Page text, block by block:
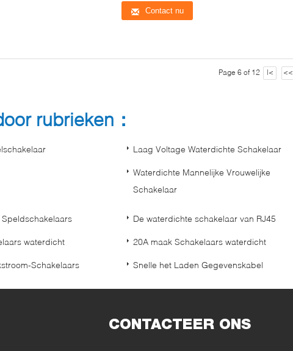
Contact nu
Page 6 of 12 |< <<
rubrieken：
Laag Voltage Waterdichte Schakelaar
Waterdichte Mannelijke Vrouwelijke
Schakelaar
De waterdichte schakelaar van RJ45
waterdicht 20A maak Schakelaars waterdicht
Schakelaars Snelle het Laden Gegevenskabel
CONTACTEER ONS